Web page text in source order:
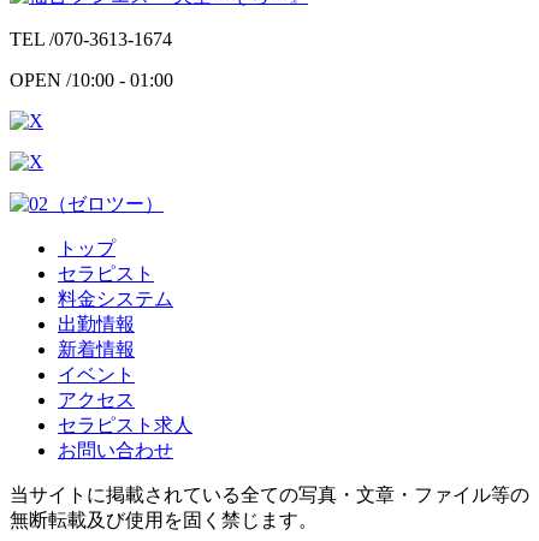
TEL /070-3613-1674
OPEN /10:00 - 01:00
トップ
セラピスト
料金システム
出勤情報
新着情報
イベント
アクセス
セラピスト求人
お問い合わせ
当サイトに掲載されている全ての写真・文章・ファイル等の
無断転載及び使用を固く禁じます。